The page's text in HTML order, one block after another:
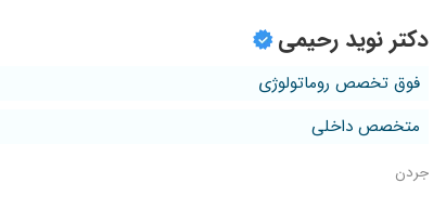
دکتر نوید رحیمی
فوق تخصص روماتولوژی
متخصص داخلی
جردن